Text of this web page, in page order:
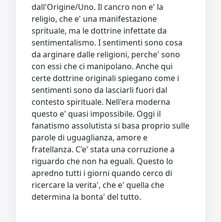
dall'Origine/Uno. Il cancro non e' la
religio, che e' una manifestazione
sprituale, ma le dottrine infettate da
sentimentalismo. I sentimenti sono cosa
da arginare dalle religioni, perche' sono
con essi che ci manipolano. Anche qui
certe dottrine originali spiegano come i
sentimenti sono da lasciarli fuori dal
contesto spirituale. Nell'era moderna
questo e' quasi impossibile. Oggi il
fanatismo assolutista si basa proprio sulle
parole di uguaglianza, amore e
fratellanza. C'e' stata una corruzione a
riguardo che non ha eguali. Questo lo
apredno tutti i giorni quando cerco di
ricercare la verita', che e' quella che
determina la bonta' del tutto.